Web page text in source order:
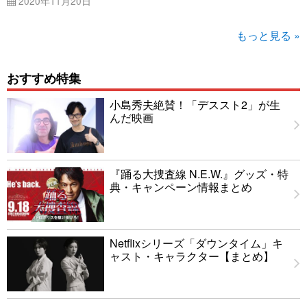
もっと見る »
おすすめ特集
小島秀夫絶賛！「デススト2」が生
んだ映画
『踊る大捜査線 N.E.W.』グッズ・特
典・キャンペーン情報まとめ
Netflixシリーズ「ダウンタイム」キ
ャスト・キャラクター【まとめ】